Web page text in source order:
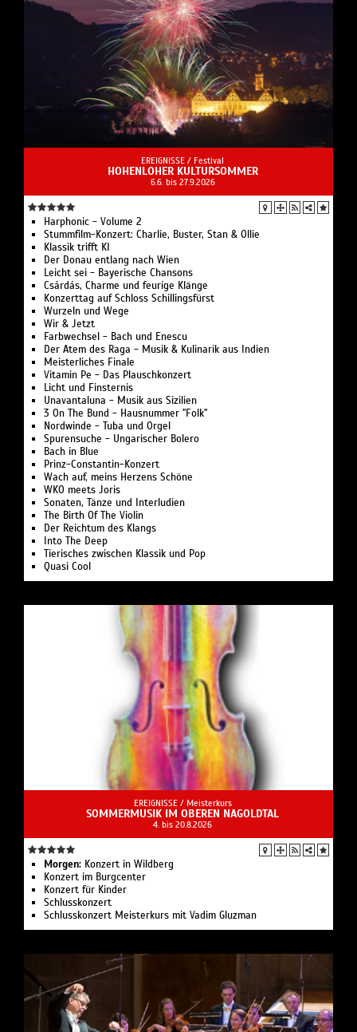
EREIGNISSE / Festival
HOHENLOHER KULTURSOMMER
6.6. bis 27.9.2026
Harphonic - Volume 2
Stummfilm-Konzert: Charlie, Buster, Stan & Ollie
Klassik trifft KI
Der Donau entlang nach Wien
Leicht sei - Bayerische Chansons
Csárdás, Charme und feurige Klänge
Konzerttag auf Schloss Schillingsfürst
Wurzeln und Wege
Wir & Jetzt
Farbwechsel - Bach und Enescu
Der Atem des Raga - Musik & Kulinarik aus Indien
Meisterliches Finale
Vitamin Pe - Das Plauschkonzert
Licht und Finsternis
Unavantaluna - Musik aus Sizilien
3 On The Bund - Hausnummer "Folk"
Nordwinde - Tuba und Orgel
Spurensuche - Ungarischer Bolero
Bach in Blue
Prinz-Constantin-Konzert
Wach auf, meins Herzens Schöne
WKO meets Joris
Sonaten, Tänze und Interludien
The Birth Of The Violin
Der Reichtum des Klangs
Into The Deep
Tierisches zwischen Klassik und Pop
Quasi Cool
EREIGNISSE / Meisterkurs
SOMMERMUSIK IM OBEREN NAGOLDTAL
4. bis 20.8.2026
Morgen: Konzert in Wildberg
Konzert im Burgcenter
Konzert für Kinder
Schlusskonzert
Schlusskonzert Meisterkurs mit Vadim Gluzman